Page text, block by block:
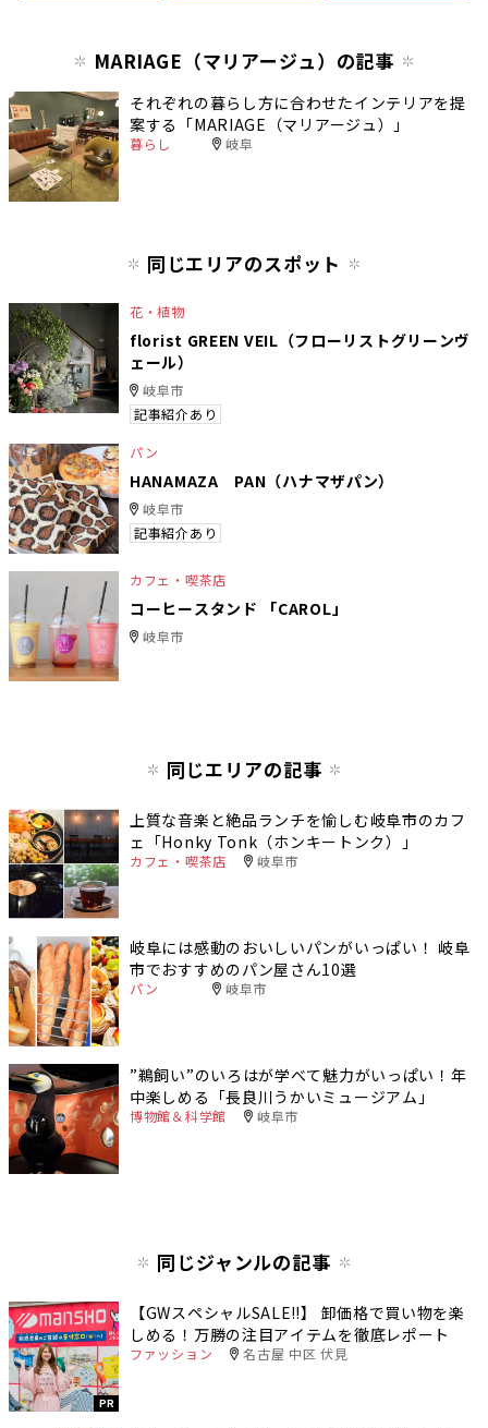
MARIAGE（マリアージュ）の記事
それぞれの暮らし方に合わせたインテリアを提
案する「MARIAGE（マリアージュ）」
暮らし 岐阜
同じエリアのスポット
花・植物
florist GREEN VEIL（フローリストグリーンヴ
ェール）
岐阜市
記事紹介あり
パン
HANAMAZA PAN（ハナマザパン）
岐阜市
記事紹介あり
カフェ・喫茶店
コーヒースタンド 「CAROL」
岐阜市
同じエリアの記事
上質な音楽と絶品ランチを愉しむ岐阜市のカフ
ェ「Honky Tonk（ホンキートンク）」
カフェ・喫茶店 岐阜市
岐阜には感動のおいしいパンがいっぱい！ 岐阜
市でおすすめのパン屋さん10選
パン 岐阜市
”鵜飼い”のいろはが学べて魅力がいっぱい！年
中楽しめる「長良川うかいミュージアム」
博物館＆科学館 岐阜市
同じジャンルの記事
PR
【GWスペシャルSALE‼︎】 卸価格で買い物を楽
しめる！万勝の注目アイテムを徹底レポート
ファッション 名古屋 中区 伏見